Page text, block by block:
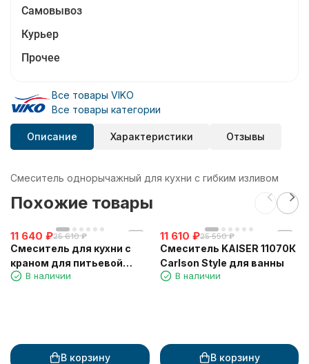
Самовывоз
Курьер
Прочее
Все товары VIKO
Все товары категории
Описание Характеристики Отзывы
Смеситель однорычажный для кухни с гибким изливом
Похожие товары
11 640 ₽25 610 ₽
Смеситель для кухни с
краном для питьевой
воды VIKO V-5506
В наличии
В корзину
11 610 ₽25 550 ₽
Смеситель KAISER 11070К
Carlson Style для ванны
В наличии
В корзину